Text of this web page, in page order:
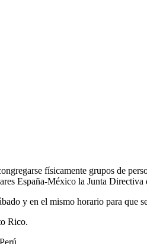
físicamente grupos de
España-México la Junta
y en el mismo horario para que
Rico.